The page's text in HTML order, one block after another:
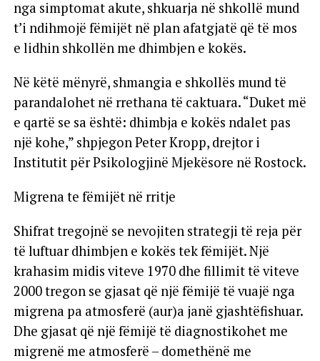
nga simptomat akute, shkuarja në shkollë mund
t’i ndihmojë fëmijët në plan afatgjatë që të mos
e lidhin shkollën me dhimbjen e kokës.
Në këtë mënyrë, shmangia e shkollës mund të
parandalohet në rrethana të caktuara. “Duket më
e qartë se sa është: dhimbja e kokës ndalet pas
një kohe,” shpjegon Peter Kropp, drejtor i
Institutit për Psikologjinë Mjekësore në Rostock.
Migrena te fëmijët në rritje
Shifrat tregojnë se nevojiten strategji të reja për
të luftuar dhimbjen e kokës tek fëmijët. Një
krahasim midis viteve 1970 dhe fillimit të viteve
2000 tregon se gjasat që një fëmijë të vuajë nga
migrena pa atmosferë (aur)a janë gjashtëfishuar.
Dhe gjasat që një fëmijë të diagnostikohet me
migrenë me atmosferë – domethënë me